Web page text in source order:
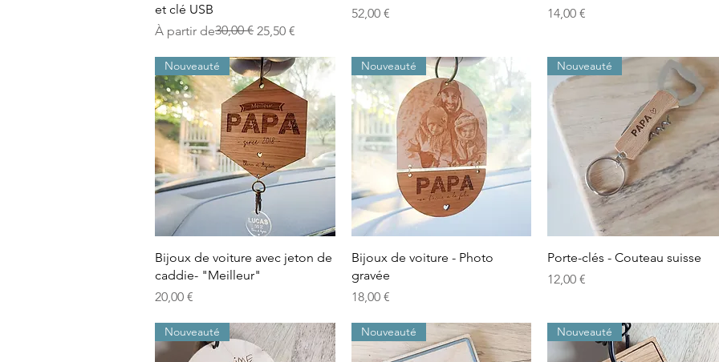
et clé USB
À partir de
Prix original30,00 € 25,50 €
Prix promotionnel
Prix
52,00 €
Prix
14,00 €
Aperçu rapide
Nouveauté
Bijoux de voiture avec jeton de
caddie- "Meilleur"
Prix
20,00 €
Aperçu rapide
Nouveauté
Bijoux de voiture - Photo
gravée
Prix
18,00 €
Aperçu rapide
Nouveauté
Porte-clés - Couteau suisse
Prix
12,00 €
Nouveauté Nouveauté Nouveauté